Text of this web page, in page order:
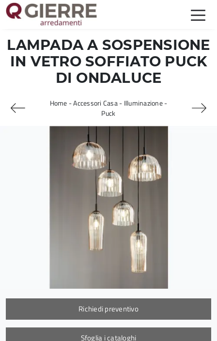
LAMPADA A SOSPENSIONE
IN VETRO SOFFIATO PUCK
DI ONDALUCE
Home -Accessori Casa- Illuminazione-
Puck
Richiedi preventivo
Sfoglia i cataloghi